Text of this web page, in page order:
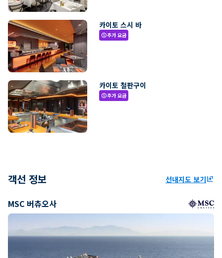
카이토 스시 바
paid추가 요금
카이토 철판구이
paid추가 요금
객선 정보 선내지도 보기ungroup
MSC 버츄오사